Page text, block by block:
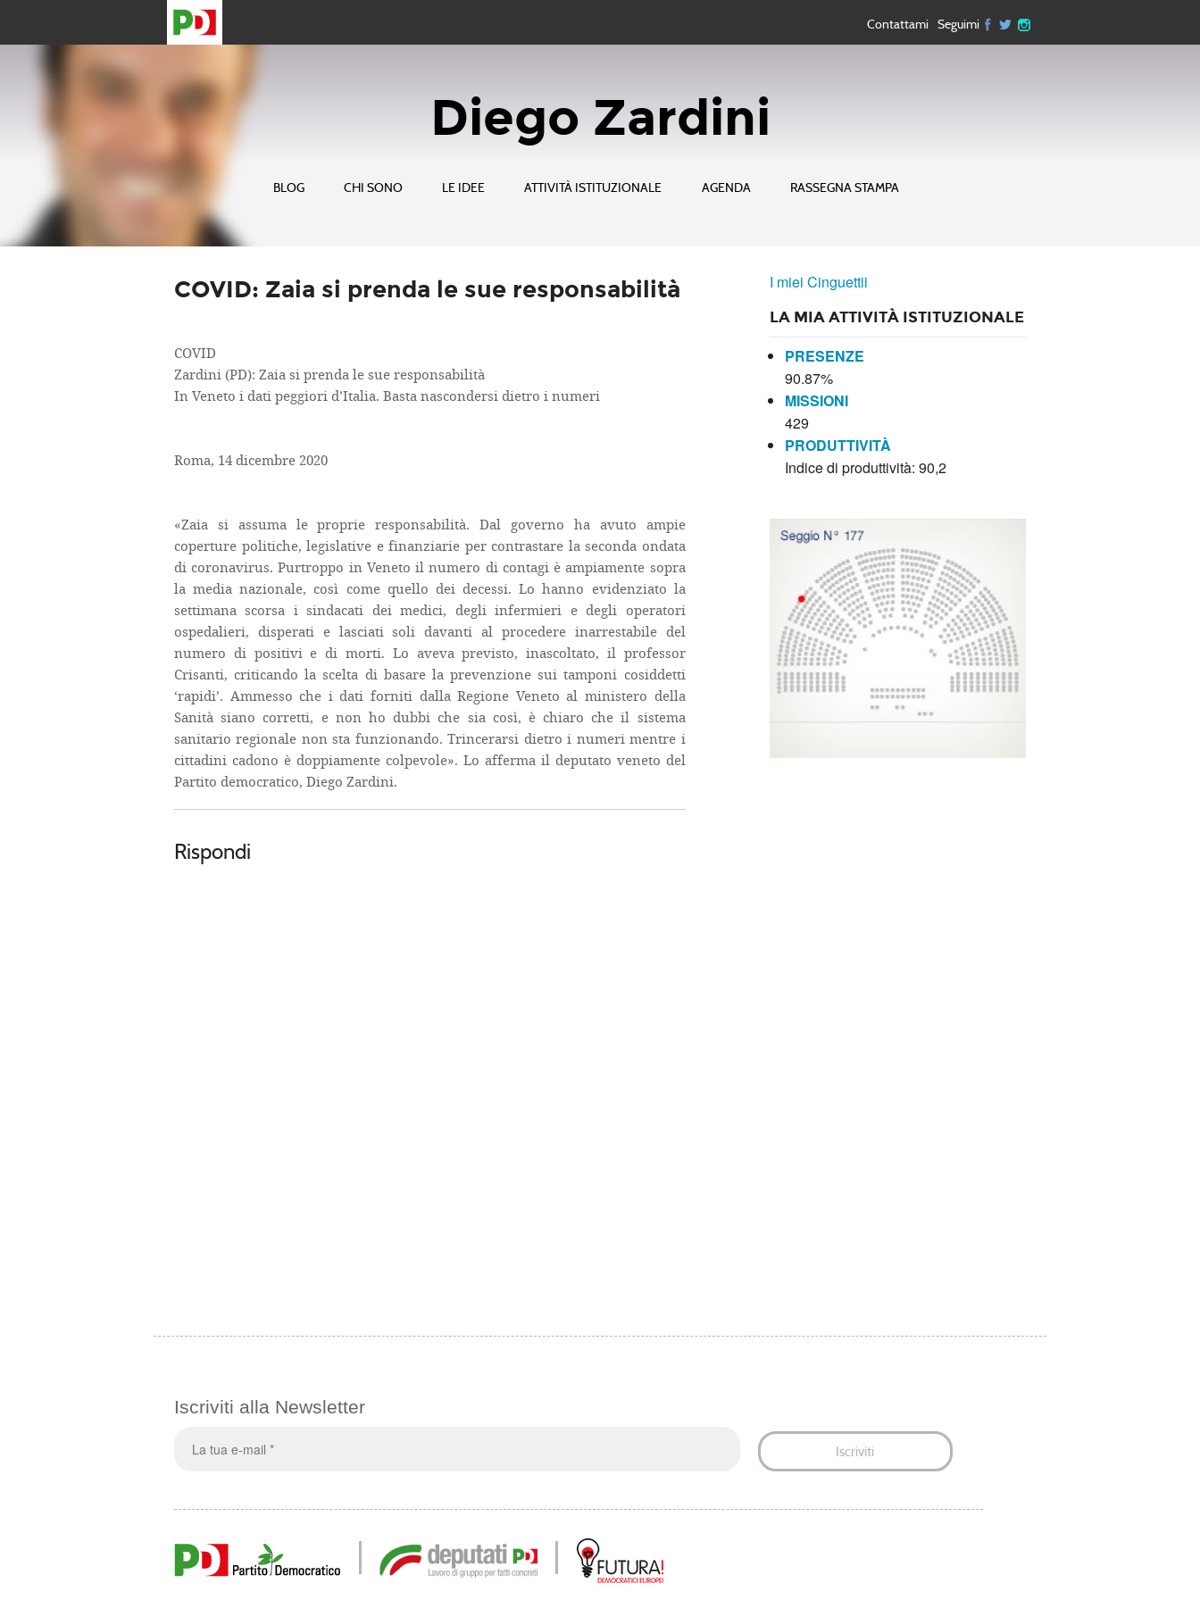
Contattami Seguimi
Diego Zardini
BLOG CHI SONO LE IDEE ATTIVITÀ ISTITUZIONALE AGENDA RASSEGNA STAMPA
COVID: Zaia si prenda le sue responsabilità
COVID
Zardini (PD): Zaia si prenda le sue responsabilità
In Veneto i dati peggiori d’Italia. Basta nascondersi dietro i numeri
Roma, 14 dicembre 2020
«Zaia si assuma le proprie responsabilità. Dal governo ha avuto ampie
coperture politiche, legislative e finanziarie per contrastare la seconda ondata
di coronavirus. Purtroppo in Veneto il numero di contagi è ampiamente sopra
la media nazionale, così come quello dei decessi. Lo hanno evidenziato la
settimana scorsa i sindacati dei medici, degli infermieri e degli operatori
ospedalieri, disperati e lasciati soli davanti al procedere inarrestabile del
numero di positivi e di morti. Lo aveva previsto, inascoltato, il professor
Crisanti, criticando la scelta di basare la prevenzione sui tamponi cosiddetti
‘rapidi’. Ammesso che i dati forniti dalla Regione Veneto al ministero della
Sanità siano corretti, e non ho dubbi che sia così, è chiaro che il sistema
sanitario regionale non sta funzionando. Trincerarsi dietro i numeri mentre i
cittadini cadono è doppiamente colpevole». Lo afferma il deputato veneto del
Partito democratico, Diego Zardini.
Rispondi
I miei Cinguettii
LA MIA ATTIVITÀ ISTITUZIONALE
PRESENZE
90.87%
MISSIONI
429
PRODUTTIVITÀ
Indice di produttività: 90,2
Iscriviti alla Newsletter